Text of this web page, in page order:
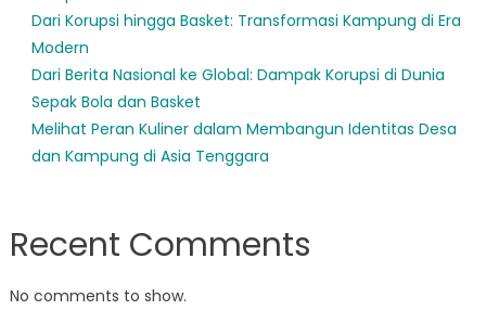
Dari Korupsi hingga Basket: Transformasi Kampung di Era
Modern
Dari Berita Nasional ke Global: Dampak Korupsi di Dunia
Sepak Bola dan Basket
Melihat Peran Kuliner dalam Membangun Identitas Desa
dan Kampung di Asia Tenggara
Recent Comments
No comments to show.